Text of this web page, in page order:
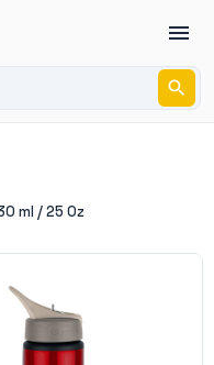
ml / 25 Oz